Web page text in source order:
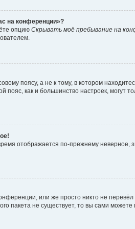
на конференции»?
опцию Скрывать моё пребывание на
поясу, а не к тому, в котором
пояс, как и большинство настроек,
отображается по-прежнему
или же просто никто не
пакета не существует, то вы сами